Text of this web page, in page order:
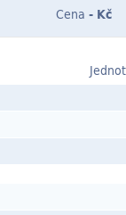
Cena - Kč